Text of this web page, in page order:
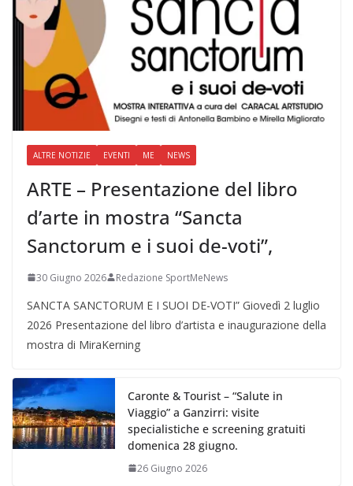
ALTRE NOTIZIE EVENTI ME NEWS
ARTE – Presentazione del libro
d’arte in mostra “Sancta
Sanctorum e i suoi de-voti”,
30 Giugno 2026 Redazione SportMeNews
SANCTA SANCTORUM E I SUOI DE-VOTI” Giovedì 2 luglio
2026 Presentazione del libro d’artista e inaugurazione della
mostra di MiraKerning
Caronte & Tourist – “Salute in
Viaggio” a Ganzirri: visite
specialistiche e screening gratuiti
domenica 28 giugno.
26 Giugno 2026